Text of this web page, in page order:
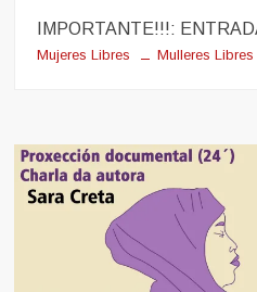
IMPORTANTE!!!:
Mujeres Libres Mulleres Libres